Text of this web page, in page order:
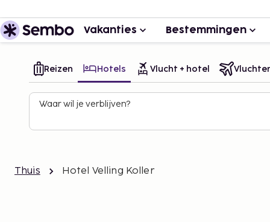
Vakanties Bestemmingen
Reizen Hotels Vlucht + hotel
Waar wil je verblijven?
Thuis Hotel Velling Koller